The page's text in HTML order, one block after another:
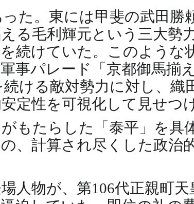
た。東には甲斐の武田勝
る毛利輝元という三大勢
続けていた。このような
事パレード「京都御馬揃
ける敵対勢力に対し、織
定性を可視化して見せつ
もたらした「泰平」を具
、計算され尽くした政治
人物が、第106代正親町